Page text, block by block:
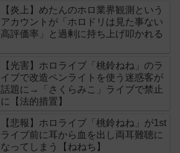
【炎上】めたんのホロ業界観測という
アカウントが「ホロドリは見た事ない
高評価率」と過剰に持ち上げ叩かれる
【光害】ホロライブ「桃鈴ねね」のラ
イブで改造ペンライトを使う迷惑客が
話題に→「さくらみこ」ライブで禁止
に【法的措置】
【悲報】ホロライブ「桃鈴ねね」が1st
ライブ前に耳から血を出し両耳難聴に
なってしまう【ねねち】